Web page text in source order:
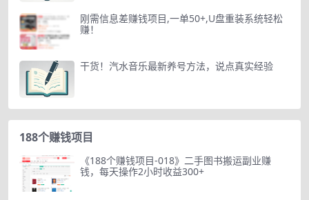
刚需信息差赚钱项目,一单50+,U盘重装系统轻松
赚！
干货！汽水音乐最新养号方法，说点真实经验
188个赚钱项目
《188个赚钱项目-018》二手图书搬运副业赚
钱，每天操作2小时收益300+